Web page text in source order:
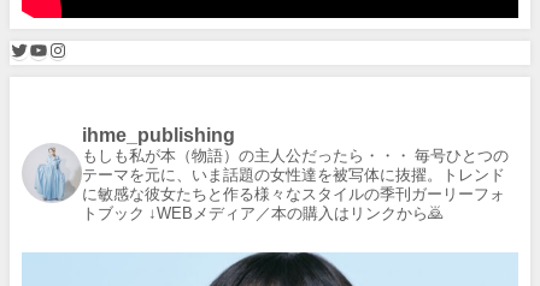
ihme_publishing
もしも私が本（物語）の主人公だったら・・・
毎号ひとつの
テーマを元に、いま話題の女性達を被写体に抜擢。トレンド
に敏感な彼女たちと作る様々なスタイルの季刊ガーリーフォ
トブック ↓WEBメディア／本の購入はリンクから🙇